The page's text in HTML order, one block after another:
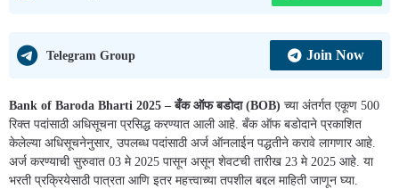
Telegram Group Join Now
Bank of Baroda Bharti 2025 – बँक ऑफ बडोदा (BOB) च्या अंतर्गत एकूण 500
रिक्त पदांसाठी अधिसूचना प्रसिद्ध करण्यात आली आहे. बँक ऑफ बडोदाने प्रकाशित
केलेल्या अधिसूचनेनुसार, उपलब्ध पदांसाठी अर्ज ऑनलाईन पद्धतीने करावे लागणार आहे.
अर्ज करण्याची सुरुवात 03 मे 2025 पासून असून शेवटची तारीख 23 मे 2025 आहे. या
भरती प्रक्रियेसाठी पात्रता आणि इतर महत्त्वाच्या तपशील बद्दल माहिती जाणून घ्या.